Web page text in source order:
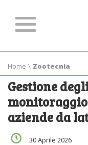
Home \ Zootecnia
Gestione
aziende da
30 Aprile 2026